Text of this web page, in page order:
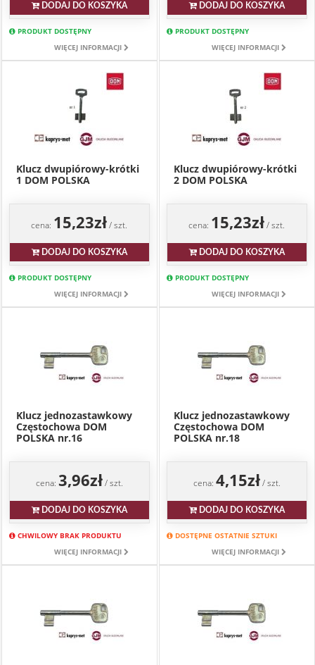
DODAJ DO KOSZYKA
PRODUKT DOSTĘPNY
WIĘCEJ INFORMACJI
DODAJ DO KOSZYKA
PRODUKT DOSTĘPNY
WIĘCEJ INFORMACJI
Klucz dwupiórowy-krótki
1 DOM POLSKA
cena: 15,23zł/ szt.
DODAJ DO KOSZYKA
PRODUKT DOSTĘPNY
WIĘCEJ INFORMACJI
Klucz dwupiórowy-krótki
2 DOM POLSKA
cena: 15,23zł/ szt.
DODAJ DO KOSZYKA
PRODUKT DOSTĘPNY
WIĘCEJ INFORMACJI
Klucz jednozastawkowy
Częstochowa DOM
POLSKA nr.16
cena: 3,96zł/ szt.
DODAJ DO KOSZYKA
CHWILOWY BRAK PRODUKTU
WIĘCEJ INFORMACJI
Klucz jednozastawkowy
Częstochowa DOM
POLSKA nr.18
cena: 4,15zł/ szt.
DODAJ DO KOSZYKA
DOSTĘPNE OSTATNIE SZTUKI
WIĘCEJ INFORMACJI